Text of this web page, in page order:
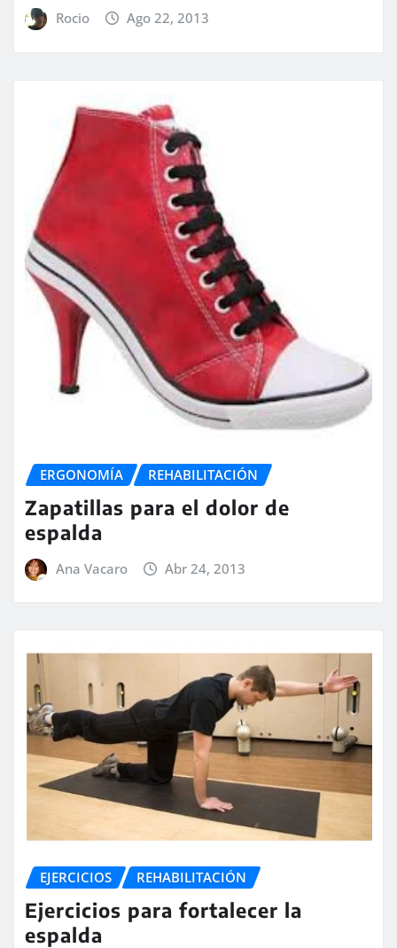
Rocio Ago 22, 2013
ERGONOMÍA REHABILITACIÓN
Zapatillas para el dolor de
espalda
Ana Vacaro Abr 24, 2013
EJERCICIOS REHABILITACIÓN
Ejercicios para fortalecer la
espalda